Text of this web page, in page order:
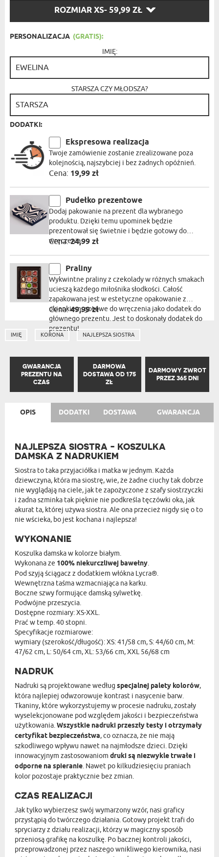
ROZMIAR XS- 59,99 ZŁ
PERSONALIZACJA (GRATIS):
IMIĘ:
STARSZA CZY MŁODSZA?
DODATKI:
Ekspresowa realizacja
Twoje zamówienie zostanie zrealizowane poza
kolejnością, najszybciej i bez żadnych opóźnień.
Cena: 19,99 zł
Pudełko prezentowe
Dodaj pakowanie na prezent dla wybranego
produktu. Dzięki temu upominek będzie
prezentował się świetnie i będzie gotowy do
wręczenia.
Cena:24,99 zł
Praliny
Wykwintne praliny z czekolady w różnych smakach
ucieszą każdego miłośnika słodkości. Całość
zapakowana jest w estetyczne opakowanie z
okienkiem, gotowe do wręczenia jako dodatek do
głównego prezentu. Jest to doskonały dodatek do
prezentu!
Cena:49,99 zł
IMIĘ KORONA NAJLEPSZA SIOSTRA
GWARANCJA
PREZENTU NA
CZAS
DARMOWA
DOSTAWA OD 175
ZŁ
DARMOWY ZWROT
PRZEZ 365 DNI
OPIS DODATKI DOSTAWA GWARANCJA
NAJLEPSZA SIOSTRA - KOSZULKA
DAMSKA Z NADRUKIEM
Siostra to taka przyjaciółka i matka w jednym. Każda
dziewczyna, która ma siostrę, wie, że żadne ciuchy tak dobrze
nie wyglądają na ciele, jak te zapożyczone z szafy siostrzyczki
i żadna szminka tak pięknie nie podkreśla tęczówki oka, jak
akurat ta, której używa siostra. Ale ona przecież nigdy się o to
nie wścieka, bo jest kochana i najlepsza!
WYKONANIE
Koszulka damska w kolorze białym.
Wykonana ze 100% niekurczliwej bawełny.
Pod szyją ściągacz z dodatkiem włókna Lycra®.
Wewnętrzna taśma wzmacniająca na karku.
Boczne szwy formujące damską sylwetkę.
Podwójne przeszycia.
Dostępne rozmiary: XS-XXL.
Prać w temp. 40 stopni.
Specyfikacje rozmiarowe:
wymiary (szerokość/długość): XS: 41/58 cm, S: 44/60 cm, M:
47/62 cm, L: 50/64 cm, XL: 53/66 cm, XXL 56/68 cm
NADRUK
Nadruki są projektowane według specjalnej palety kolorów,
która najlepiej odwzorowuje kontrast i nasycenie barw.
Tkaniny, które wykorzystujemy w procesie nadruku, zostały
wyselekcjonowane pod względem jakości i bezpieczeństwa
użytkowania.Wszystkie nadruki przeszły testy i otrzymały
certyfikat bezpieczeństwa, co oznacza, że nie mają
szkodliwego wpływu nawet na najmłodsze dzieci. Dzięki
innowacyjnym zastosowaniom druki są niezwykle trwałe i
odporne na spieranie. Nawet po kilkudziesięciu praniach
kolor pozostaje praktycznie bez zmian.
CZAS REALIZACJI
Jak tylko wybierzesz swój wymarzony wzór, nasi graficy
przystąpią do twórczego działania. Gotowy projekt trafi do
spryciarzy z działu realizacji, którzy w magiczny sposób
przeniosą grafikę na koszulkę. Po bacznej kontroli jakości,
przeprowadzonej przez naszego wnikliwego kierownika, nasi